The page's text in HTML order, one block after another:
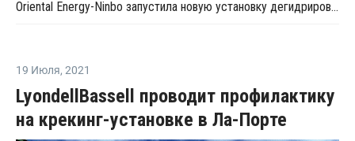
Oriental Energy-Ninbo запустила новую установку дегидрирования пропана в Нинбо
19 Июля, 2021
LyondellBassell проводит профилактику
на крекинг-установке в Ла-Порте